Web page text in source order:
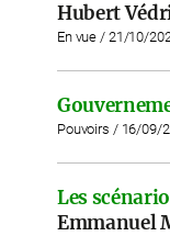
Hubert
En vue / 21/10/
Pouvoirs / 16/09/
Les
Emmanuel